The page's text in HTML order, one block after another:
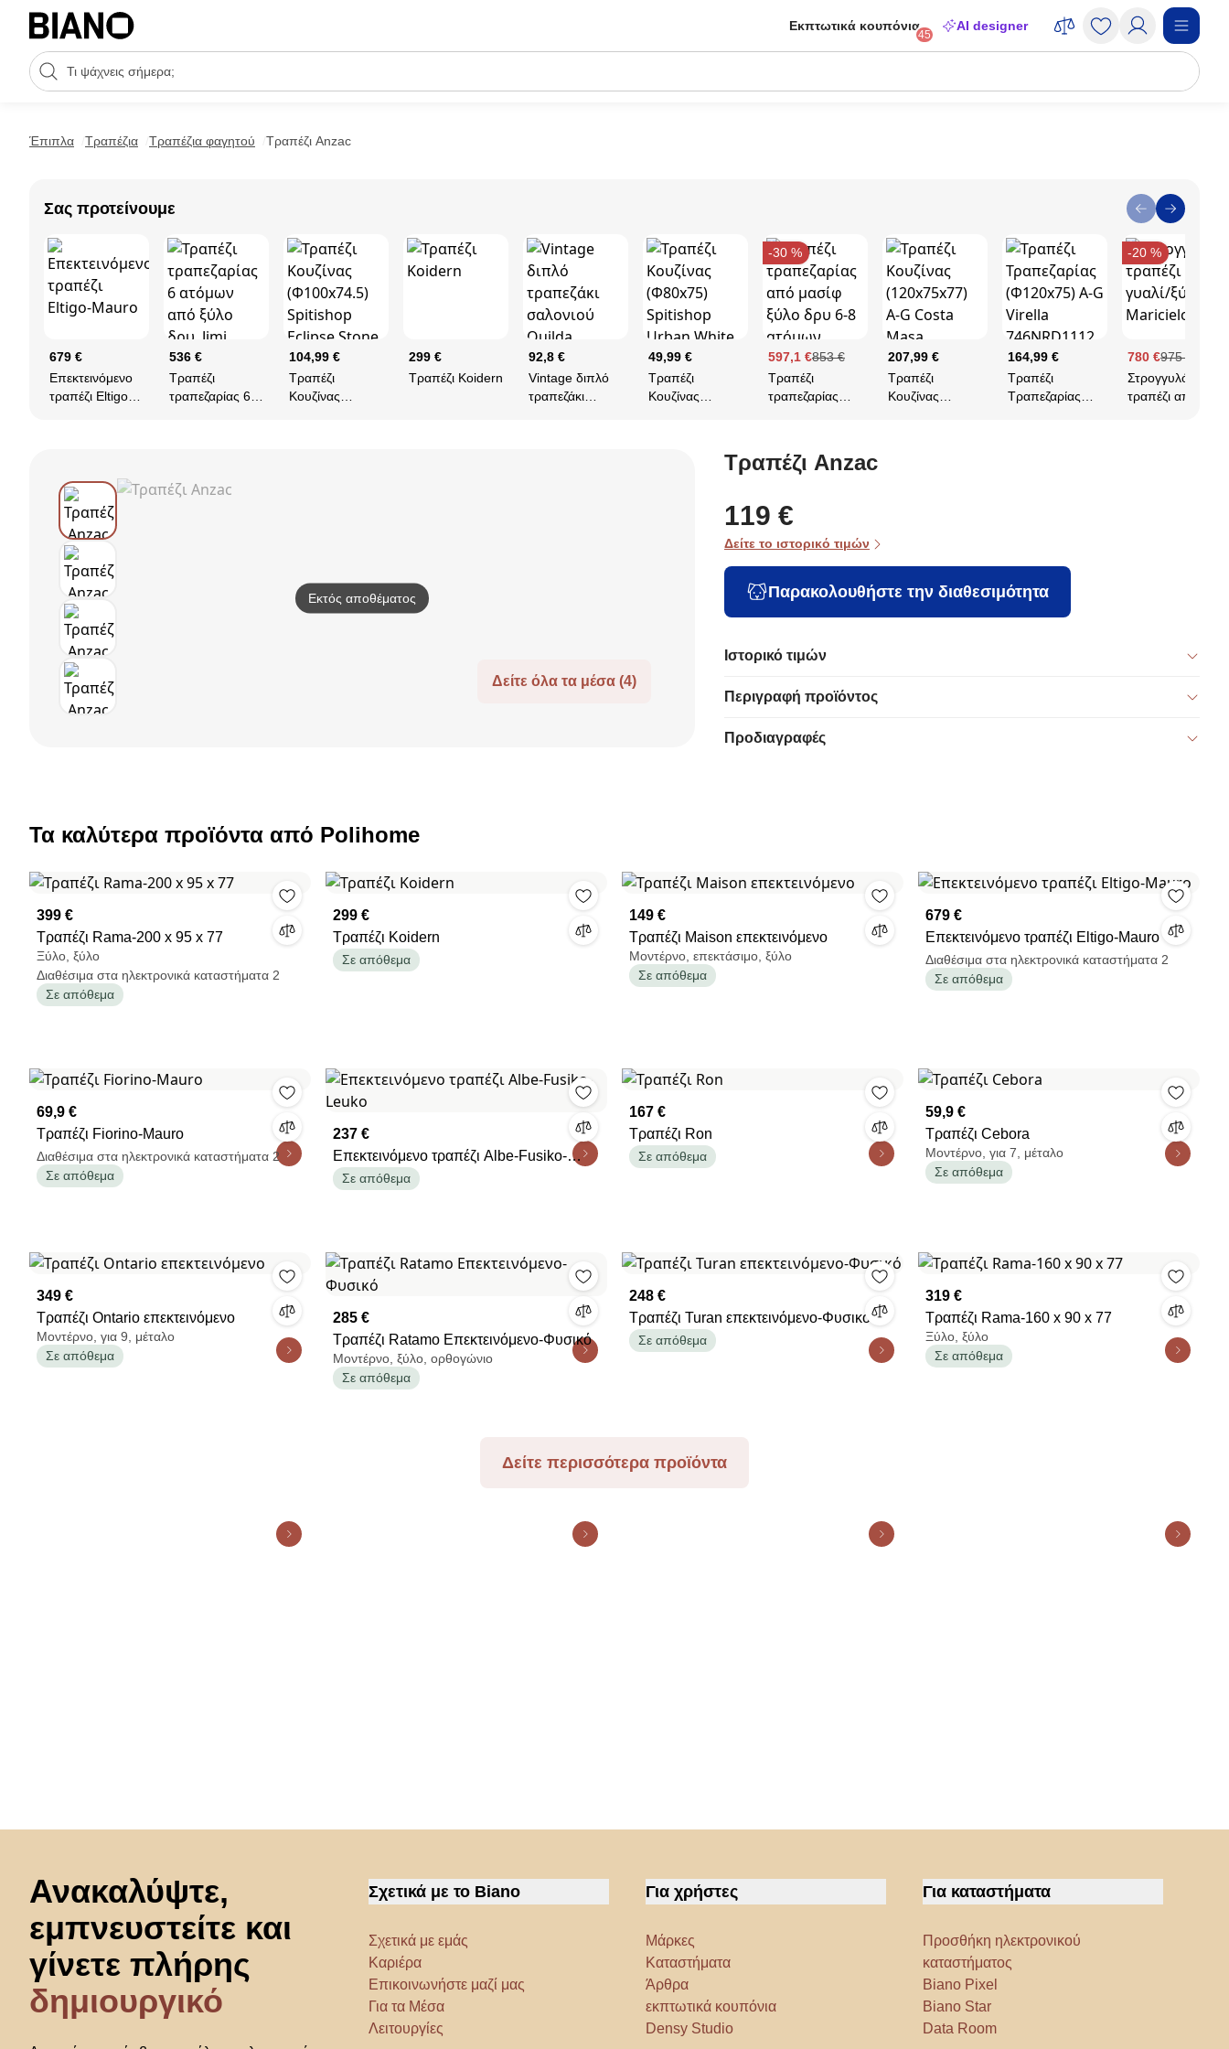
Μετάβαση στο περιεχόμενο
Πεδίο αναζήτησης
Εκπτωτικά κουπόνια
45
AI designer
Έπιπλα Τραπέζια Τραπέζια φαγητού Τραπέζι Anzac
Σας προτείνουμε
679 €
Επεκτεινόμενο
τραπέζι Eltigo-
536 €
Τραπέζι
τραπεζαρίας 6
104,99 €
Τραπέζι
Κουζίνας
299 €
Τραπέζι Koidern
92,8 €
Vintage διπλό
τραπεζάκι
49,99 €
Τραπέζι
Κουζίνας
-30 %
597,1 €853 €
Τραπέζι
τραπεζαρίας
ατόμων, Douve
207,99 €
Τραπέζι
Κουζίνας
164,99 €
Τραπέζι
Τραπεζαρίας
-20 %
780 €975 €
Στρογγυλό
τραπέζι από
Δείτε όλα τα μέσα (4)
Εκτός αποθέματος
Τραπέζι Anzac
119 €
Δείτε το ιστορικό τιμών
Παρακολουθήστε την διαθεσιμότητα
Ιστορικό τιμών
Περιγραφή προϊόντος
Προδιαγραφές
Τα καλύτερα προϊόντα από Polihome
399 €
Τραπέζι Rama-200 x 95 x 77
Ξύλο, ξύλο
Διαθέσιμα στα ηλεκτρονικά καταστήματα 2
Σε απόθεμα
299 €
Τραπέζι Koidern
Σε απόθεμα
149 €
Τραπέζι Maison επεκτεινόμενο
Μοντέρνο, επεκτάσιμο, ξύλο
Σε απόθεμα
679 €
Επεκτεινόμενο τραπέζι Eltigo-Mauro
Διαθέσιμα στα ηλεκτρονικά καταστήματα 2
Σε απόθεμα
69,9 €
Τραπέζι Fiorino-Mauro
Διαθέσιμα στα ηλεκτρονικά καταστήματα 2
Σε απόθεμα
237 €
Επεκτεινόμενο τραπέζι Albe-Fusiko-
Leuko
Σε απόθεμα
167 €
Τραπέζι Ron
Σε απόθεμα
59,9 €
Τραπέζι Cebora
Μοντέρνο, για 7, μέταλο
Σε απόθεμα
349 €
Τραπέζι Ontario επεκτεινόμενο
Μοντέρνο, για 9, μέταλο
Σε απόθεμα
285 €
Τραπέζι Ratamo Επεκτεινόμενο-Φυσικό
Μοντέρνο, ξύλο, ορθογώνιο
Σε απόθεμα
248 €
Τραπέζι Turan επεκτεινόμενο-Φυσικό
Σε απόθεμα
319 €
Τραπέζι Rama-160 x 90 x 77
Ξύλο, ξύλο
Σε απόθεμα
Δείτε περισσότερα προϊόντα
Ανακαλύψτε,
εμπνευστείτε και
γίνετε πλήρης
δημιουργικό
Σχετικά με το Biano
Σχετικά με εμάς
Καριέρα
Επικοινωνήστε μαζί μας
Για τα Μέσα
Λειτουργίες
Για χρήστες
Μάρκες
Καταστήματα
Άρθρα
εκπτωτικά κουπόνια
Densy Studio
Για καταστήματα
Προσθήκη ηλεκτρονικού
καταστήματος
Biano Pixel
Biano Star
Data Room